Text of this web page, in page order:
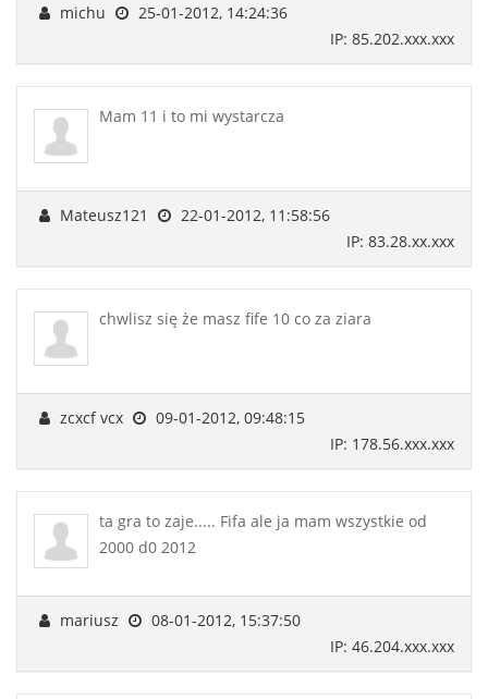
michu
25-01-2012, 14:24:36
IP: 85.202.xxx.xxx
Mam 11 i to mi wystarcza
Mateusz121
22-01-2012, 11:58:56
IP: 83.28.xx.xxx
chwlisz się że masz fife 10 co za ziara
zcxcf vcx
09-01-2012, 09:48:15
IP: 178.56.xxx.xxx
ta gra to zaje..... Fifa ale ja mam wszystkie od
2000 d0 2012
mariusz
08-01-2012, 15:37:50
IP: 46.204.xxx.xxx